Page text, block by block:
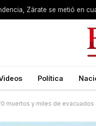
Zárate se metió en
Política
muertos y miles de